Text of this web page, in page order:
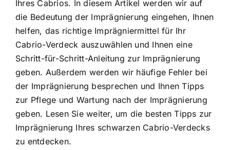
Ihres Cabrios. In diesem Artikel werden wir auf
die Bedeutung der Imprägnierung eingehen, Ihnen
helfen, das richtige Imprägniermittel für Ihr
Cabrio-Verdeck auszuwählen und Ihnen eine
Schritt-für-Schritt-Anleitung zur Imprägnierung
geben. Außerdem werden wir häufige Fehler bei
der Imprägnierung besprechen und Ihnen Tipps
zur Pflege und Wartung nach der Imprägnierung
geben. Lesen Sie weiter, um die besten Tipps zur
Imprägnierung Ihres schwarzen Cabrio-Verdecks
zu entdecken.